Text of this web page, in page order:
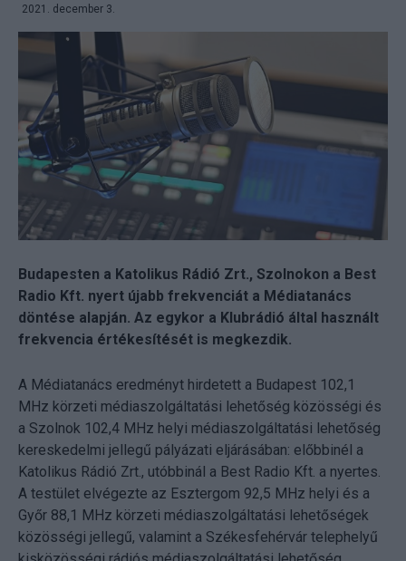
2021. december 3.
Budapesten a Katolikus Rádió Zrt., Szolnokon a Best
Radio Kft. nyert újabb frekvenciát a Médiatanács
döntése alapján. Az egykor a Klubrádió által használt
frekvencia értékesítését is megkezdik.
A Médiatanács eredményt hirdetett a Budapest 102,1
MHz körzeti médiaszolgáltatási lehetőség közösségi és
a Szolnok 102,4 MHz helyi médiaszolgáltatási lehetőség
kereskedelmi jellegű pályázati eljárásában: előbbinél a
Katolikus Rádió Zrt., utóbbinál a Best Radio Kft. a nyertes.
A testület elvégezte az Esztergom 92,5 MHz helyi és a
Győr 88,1 MHz körzeti médiaszolgáltatási lehetőségek
közösségi jellegű, valamint a Székesfehérvár telephelyű